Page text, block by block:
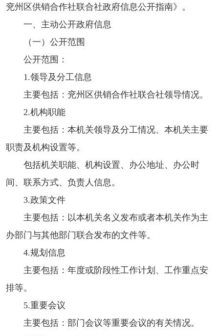
兖州区供销合作社联合社政府信息公开指南》。
一、主动公开政府信息
（一）公开范围
公开范围：
1.领导及分工信息
主要包括：兖州区供销合作社联合社领导情况。
2.机构职能
主要包括：本机关领导及分工情况、本机关主要
职责及机构设置等。
包括机关职能、机构设置、办公地址、办公时
间、联系方式、负责人信息。
3.政策文件
主要包括：以本机关名义发布或者本机关作为主
办部门与其他部门联合发布的文件等。
4.规划信息
主要包括：年度或阶段性工作计划、工作重点安
排等。
5.重要会议
主要包括：部门会议等重要会议的有关情况。